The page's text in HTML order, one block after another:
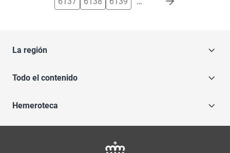
La región
Todo el contenido
Hemeroteca